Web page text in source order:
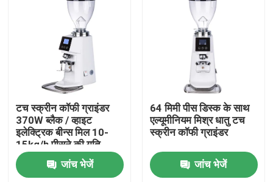
वीआर दिखाएँ
हमारे बारे में
कारखाना भ्रमण
गुणवत्ता नियंत्रण
टच स्क्रीन कॉफी ग्राइंडर
370W ब्लैक / व्हाइट
इलेक्ट्रिक बीन्स मिल 10-
15kg/h पीसने की गति
जांच भेजें
64 मिमी पीस डिस्क के साथ
एल्यूमीनियम मिश्र धातु टच
स्क्रीन कॉफी ग्राइंडर
जांच भेजें